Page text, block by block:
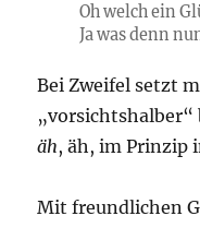
Oh welch ein
Ja was denn
Bei Zweifel setzt
„vorsichtshalber“
äh, äh, im Prinzip
Mit freundlichen